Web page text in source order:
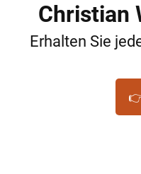
Christian
Erhalten Sie